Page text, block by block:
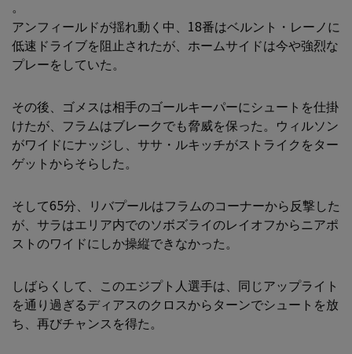
。
アンフィールドが揺れ動く中、18番はベルント・レーノに
低速ドライブを阻止されたが、ホームサイドは今や強烈な
プレーをしていた。
その後、ゴメスは相手のゴールキーパーにシュートを仕掛
けたが、フラムはブレークでも脅威を保った。ウィルソン
がワイドにナッジし、ササ・ルキッチがストライクをター
ゲットからそらした。
そして65分、リバプールはフラムのコーナーから反撃した
が、サラはエリア内でのソボズライのレイオフからニアポ
ストのワイドにしか操縦できなかった。
しばらくして、このエジプト人選手は、同じアップライト
を通り過ぎるディアスのクロスからターンでシュートを放
ち、再びチャンスを得た。